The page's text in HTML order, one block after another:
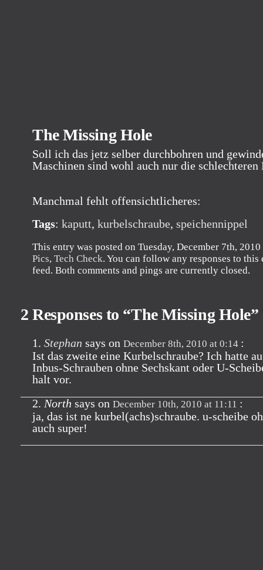
The Missing Hole
Soll ich das jetz selber durchbohren und
Maschinen sind wohl auch nur die schlechteren
Manchmal fehlt offensichtlicheres:
Tags: kaputt, kurbelschraube, speichennippel
This entry was posted on Tuesday, December 7th,
Pics, Tech Check. You can follow any responses to
feed. Both comments and pings are currently closed.
2 Responses to “The Missing Hole”
Stephan says on December 8th, 2010 at 0:14 :
Ist das zweite eine Kurbelschraube? Ich hatte
Inbus-Schrauben ohne Sechskant oder U-
halt vor.
North says on December 10th, 2010 at 11:11 :
ja, das ist ne kurbel(achs)schraube. u-scheibe
auch super!